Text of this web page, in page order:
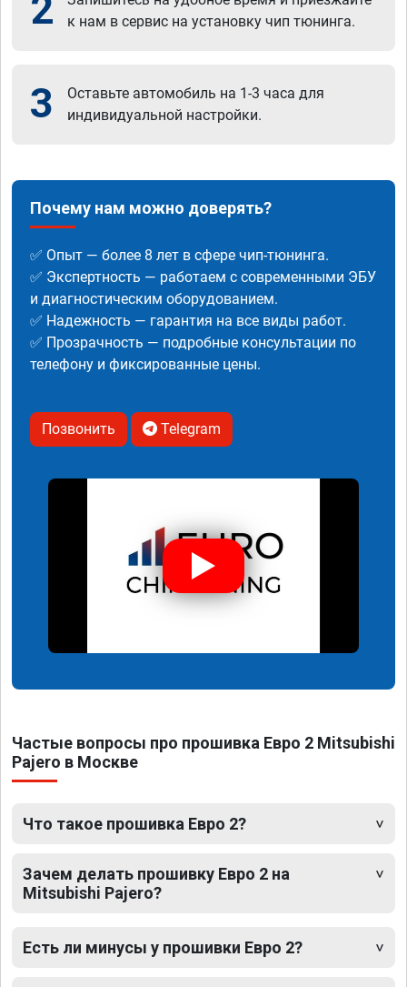
к нам в сервис на установку чип тюнинга.
3
Оставьте автомобиль на 1-3 часа для
индивидуальной настройки.
Почему нам можно доверять?
✅ Опыт — более 8 лет в сфере чип-тюнинга.
✅ Экспертность — работаем с современными ЭБУ
и диагностическим оборудованием.
✅ Надежность — гарантия на все виды работ.
✅ Прозрачность — подробные консультации по
телефону и фиксированные цены.
Позвонить Telegram
Частые вопросы про прошивка Евро 2 Mitsubishi
Pajero в Москве
Что такое прошивка Евро 2?
Зачем делать прошивку Евро 2 на
Mitsubishi Pajero?
Есть ли минусы у прошивки Евро 2?